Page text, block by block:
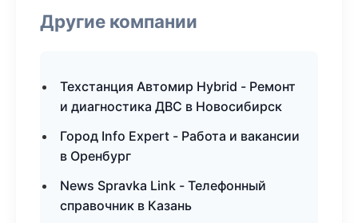
Другие компании
Техстанция Автомир Hybrid - Ремонт
и диагностика ДВС в Новосибирск
Город Info Expert - Работа и вакансии
в Оренбург
News Spravka Link - Телефонный
справочник в Казань